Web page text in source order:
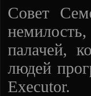
Совет
палачей,
людей
Executor.